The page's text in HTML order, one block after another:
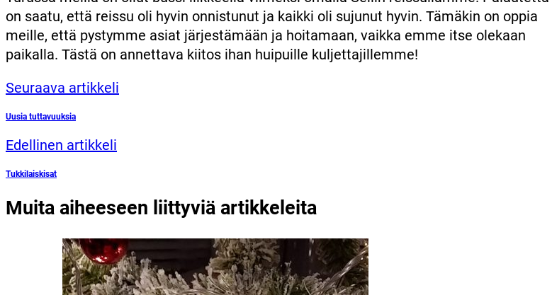
on saatu, että reissu oli hyvin onnistunut ja kaikki oli sujunut hyvin. Tämäkin on oppia
meille, että pystymme asiat järjestämään ja hoitamaan, vaikka emme itse olekaan
paikalla. Tästä on annettava kiitos ihan huipuille kuljettajillemme!
Seuraava artikkeli
Uusia tuttavuuksia
Edellinen artikkeli
Tukkilaiskisat
Muita aiheeseen liittyviä artikkeleita